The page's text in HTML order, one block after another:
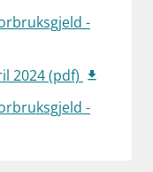
-
2024 (pdf)
-